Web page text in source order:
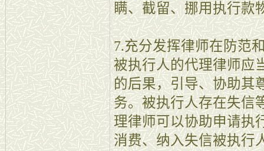
瞒、截留、挪用执行款
7.充分发挥律师在防范
被执行人的代理律师应
的后果，引导、协助其
务。被执行人存在失信
理律师可以协助申请执
消费、纳入失信被执行